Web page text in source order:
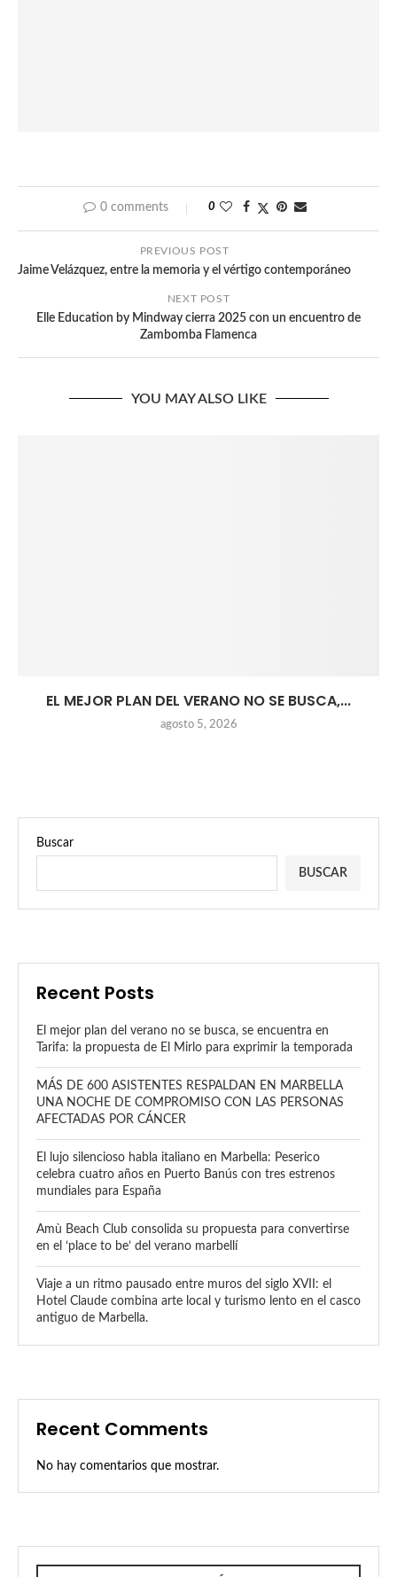
0 comments 0
PREVIOUS POST
Jaime Velázquez, entre la memoria y el vértigo contemporáneo
NEXT POST
Elle Education by Mindway cierra 2025 con un encuentro de
Zambomba Flamenca
YOU MAY ALSO LIKE
EL MEJOR PLAN DEL VERANO NO SE BUSCA,...
agosto 5, 2026
Buscar
BUSCAR
Recent Posts
El mejor plan del verano no se busca, se encuentra en
Tarifa: la propuesta de El Mirlo para exprimir la temporada
MÁS DE 600 ASISTENTES RESPALDAN EN MARBELLA
UNA NOCHE DE COMPROMISO CON LAS PERSONAS
AFECTADAS POR CÁNCER
El lujo silencioso habla italiano en Marbella: Peserico
celebra cuatro años en Puerto Banús con tres estrenos
mundiales para España
Amù Beach Club consolida su propuesta para convertirse
en el ‘place to be’ del verano marbellí
Viaje a un ritmo pausado entre muros del siglo XVII: el
Hotel Claude combina arte local y turismo lento en el casco
antiguo de Marbella.
Recent Comments
No hay comentarios que mostrar.